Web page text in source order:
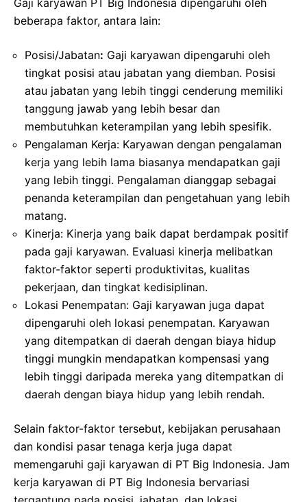
beberapa faktor, antara lain:
Posisi/Jabatan: Gaji karyawan dipengaruhi oleh
tingkat posisi atau jabatan yang diemban. Posisi
atau jabatan yang lebih tinggi cenderung memiliki
tanggung jawab yang lebih besar dan
membutuhkan keterampilan yang lebih spesifik.
Pengalaman Kerja: Karyawan dengan pengalaman
kerja yang lebih lama biasanya mendapatkan gaji
yang lebih tinggi. Pengalaman dianggap sebagai
penanda keterampilan dan pengetahuan yang lebih
matang.
Kinerja: Kinerja yang baik dapat berdampak positif
pada gaji karyawan. Evaluasi kinerja melibatkan
faktor-faktor seperti produktivitas, kualitas
pekerjaan, dan tingkat kedisiplinan.
Lokasi Penempatan: Gaji karyawan juga dapat
dipengaruhi oleh lokasi penempatan. Karyawan
yang ditempatkan di daerah dengan biaya hidup
tinggi mungkin mendapatkan kompensasi yang
lebih tinggi daripada mereka yang ditempatkan di
daerah dengan biaya hidup yang lebih rendah.
Selain faktor-faktor tersebut, kebijakan perusahaan
dan kondisi pasar tenaga kerja juga dapat
memengaruhi gaji karyawan di PT Big Indonesia. Jam
kerja karyawan di PT Big Indonesia bervariasi